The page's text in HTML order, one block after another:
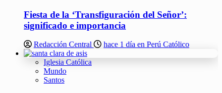
Fiesta de la ‘Transfiguración del Señor’:
significado e importancia
Redacción Central hace 1 día en Perú Católico
Iglesia Católica
Mundo
Santos